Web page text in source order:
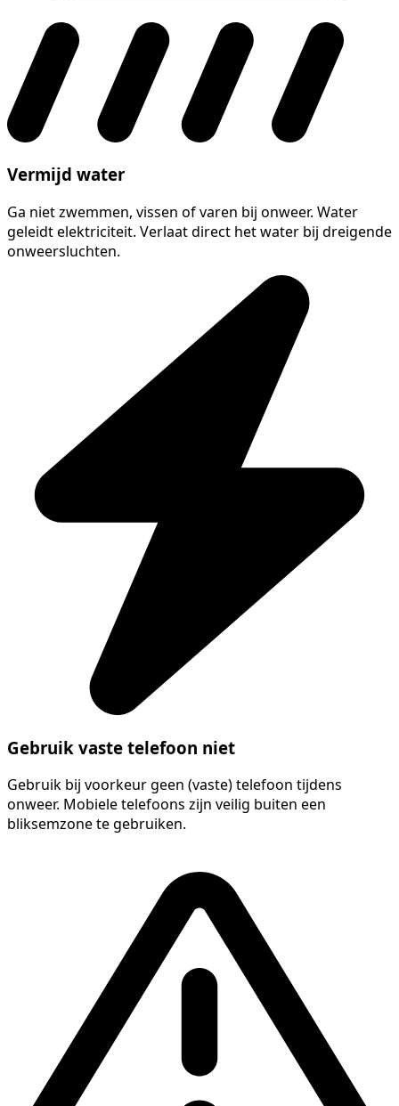
Vermijd water
Ga niet zwemmen, vissen of varen bij onweer. Water
geleidt elektriciteit. Verlaat direct het water bij dreigende
onweersluchten.
Gebruik vaste telefoon niet
Gebruik bij voorkeur geen (vaste) telefoon tijdens
onweer. Mobiele telefoons zijn veilig buiten een
bliksemzone te gebruiken.